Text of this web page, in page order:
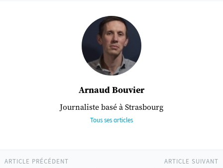
Arnaud Bouvier
Journaliste basé à Strasbourg
Tous ses articles
ARTICLE SUIVANT
ARTICLE PRÉCÉDENT